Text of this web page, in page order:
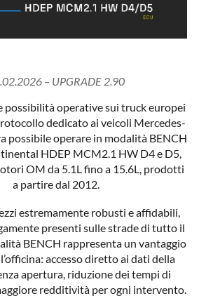
– UPGRADE 2.90
possibilità operative sui truck europei
dedicato ai veicoli Mercedes-
possibile operare in modalità BENCH
HDEP MCM2.1 HW D4 e D5,
OM da 5.1L fino a 15.6L, prodotti
a partire dal 2012.
estremamente robusti e affidabili,
presenti sulle strade di tutto il
BENCH rappresenta un vantaggio
accesso diretto ai dati della
apertura, riduzione dei tempi di
redditività per ogni intervento.